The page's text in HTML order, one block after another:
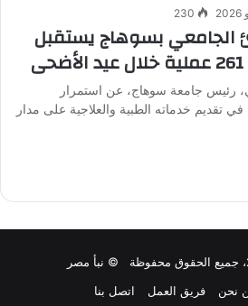
230
بسوهاج يستقبل
رئيس جامعة سوهاج، عن استمرار
تقديم خدماته الطبية والعلاجية على مدار
نحن فريق العمل اتصل بنا